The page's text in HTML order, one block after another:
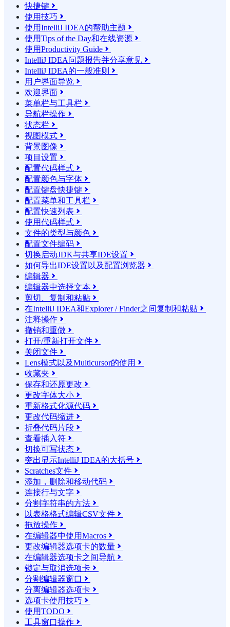
快捷键 
使用技巧 
使用IntelliJ IDEA的帮助主题 
使用Tips of the Day和在线资源 
使用Productivity Guide 
IntelliJ IDEA问题报告并分享意见 
IntelliJ IDEA的一般准则 
用户界面导览 
欢迎界面 
菜单栏与工具栏 
导航栏操作 
状态栏 
视图模式 
背景图像 
项目设置 
配置代码样式 
配置颜色与字体 
配置键盘快捷键 
配置菜单和工具栏 
配置快速列表 
使用代码样式 
文件的类型与颜色 
配置文件编码 
切换启动JDK与共享IDE设置 
如何导出IDE设置以及配置浏览器 
编辑器 
编辑器中选择文本 
剪切、复制和粘贴 
在IntelliJ IDEA和Explorer / Finder之间复制和粘贴 
注释操作 
撤销和重做 
打开/重新打开文件 
关闭文件 
Lens模式以及Multicursor的使用 
收藏夹 
保存和还原更改 
更改字体大小 
重新格式化源代码 
更改代码缩进 
折叠代码片段 
查看插入符 
切换可写状态 
突出显示IntelliJ IDEA的大括号 
Scratches文件 
添加，删除和移动代码 
连接行与文字 
分割字符串的方法 
以表格格式编辑CSV文件 
拖放操作 
在编辑器中使用Macros 
更改编辑器选项卡的数量 
在编辑器选项卡之间导航 
锁定与取消选项卡 
分割编辑器窗口 
分离编辑器选项卡 
选项卡使用技巧 
使用TODO 
工具窗口操作 